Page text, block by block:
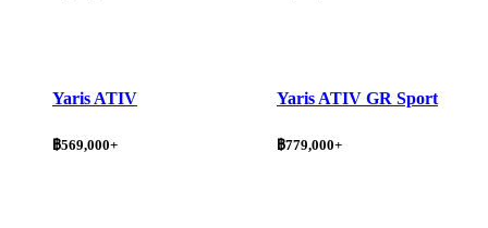
Yaris ATIV
฿569,000+
Yaris ATIV GR Sport
฿779,000+